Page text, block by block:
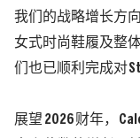
我们的战略增长方
女式时尚鞋履及整
们也已顺利完成对
展望 2026 财年，